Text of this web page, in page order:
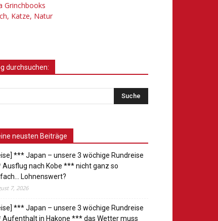
Grinchbooks
Katze, Natur
durchsuchen:
neusten Beiträge
*** Japan – unsere 3 wöchige Rundreise
nach Kobe *** nicht ganz so
Lohnenswert?
7, 2026
*** Japan – unsere 3 wöchige Rundreise
in Hakone *** das Wetter muss